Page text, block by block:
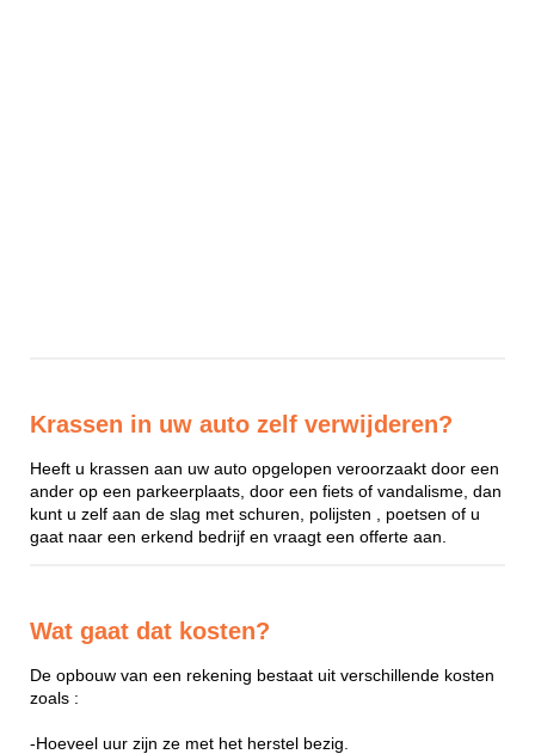
Krassen in uw auto zelf verwijderen?
Heeft u krassen aan uw auto opgelopen veroorzaakt door een
ander op een parkeerplaats, door een fiets of vandalisme, dan
kunt u zelf aan de slag met schuren, polijsten , poetsen of u
gaat naar een erkend bedrijf en vraagt een offerte aan.
Wat gaat dat kosten?
De opbouw van een rekening bestaat uit verschillende kosten
zoals :
-Hoeveel uur zijn ze met het herstel bezig.